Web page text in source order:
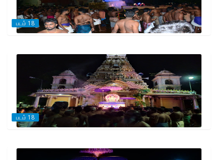
படம் 18
படம் 18